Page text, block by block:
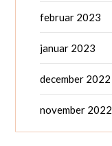
februar 2023
januar 2023
december 2022
november 2022